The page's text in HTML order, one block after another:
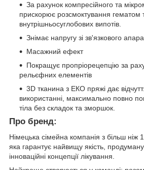
За рахунок компресійного та
прискорює розсмоктування гематом
внутрішньосуглобових випотів.
Знімає напругу зі зв'язкового
Масажний ефект
Покращує пропріорецепцію за
рельєфних елементів
3D тканина з ЕКО пряжі дає
використанні, максимально повно
тіла без складок та зморшок.
Про бренд:
Німецька сімейна компанія з більш ніж
яка гарантує найвищу якість,
інноваційні концепції лікування.